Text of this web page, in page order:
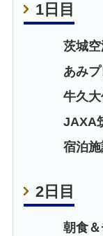
1日目
茨城
あみ
牛久
JAXA
宿泊
2日目
朝食